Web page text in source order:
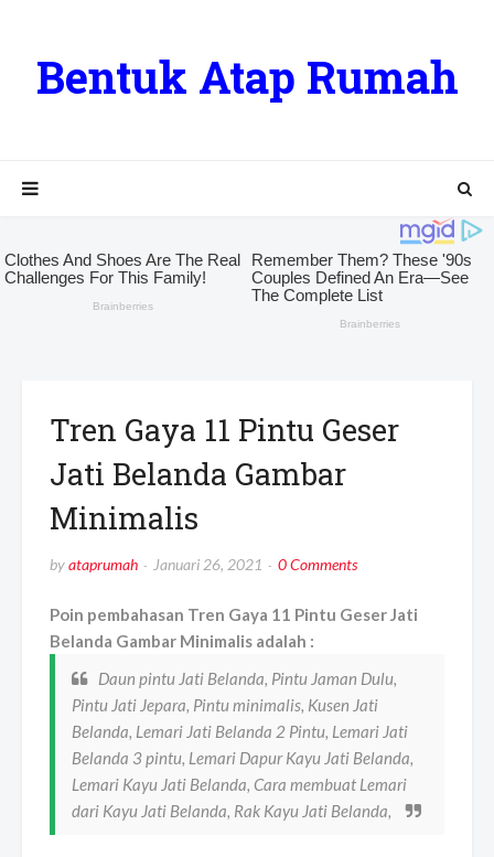
Bentuk Atap Rumah
Tren Gaya 11 Pintu Geser
Jati Belanda Gambar
Minimalis
byataprumah Januari 26, 2021 0 Comments
Poin pembahasan Tren Gaya 11 Pintu Geser Jati
Belanda Gambar Minimalis adalah :
Daun pintu Jati Belanda, Pintu Jaman Dulu,
Pintu Jati Jepara, Pintu minimalis, Kusen Jati
Belanda, Lemari Jati Belanda 2 Pintu, Lemari Jati
Belanda 3 pintu, Lemari Dapur Kayu Jati Belanda,
Lemari Kayu Jati Belanda, Cara membuat Lemari
dari Kayu Jati Belanda, Rak Kayu Jati Belanda,